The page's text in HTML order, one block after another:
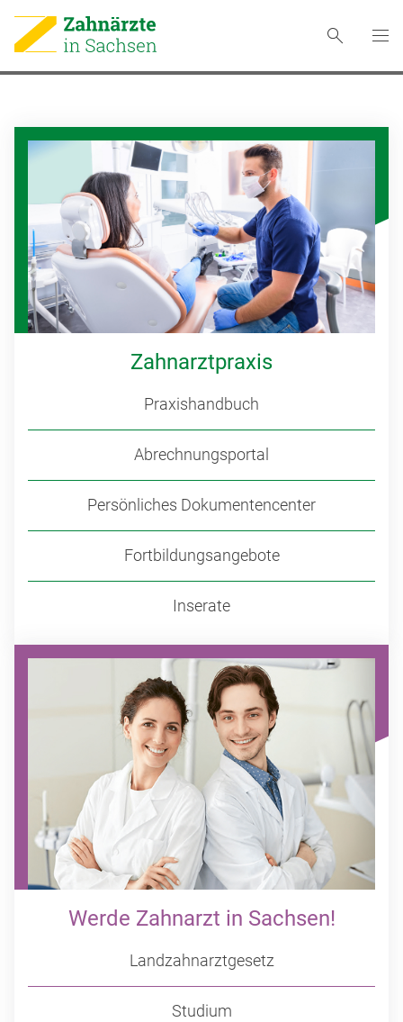
Zahnarztpraxis
Praxishandbuch
Abrechnungsportal
Persönliches Dokumentencenter
Fortbildungsangebote
Inserate
Werde Zahnarzt in Sachsen!
Landzahnarztgesetz
Studium